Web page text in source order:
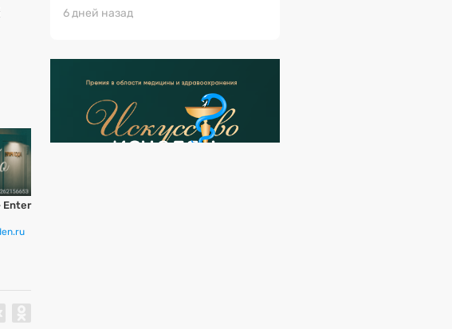
Enter
6 дней назад